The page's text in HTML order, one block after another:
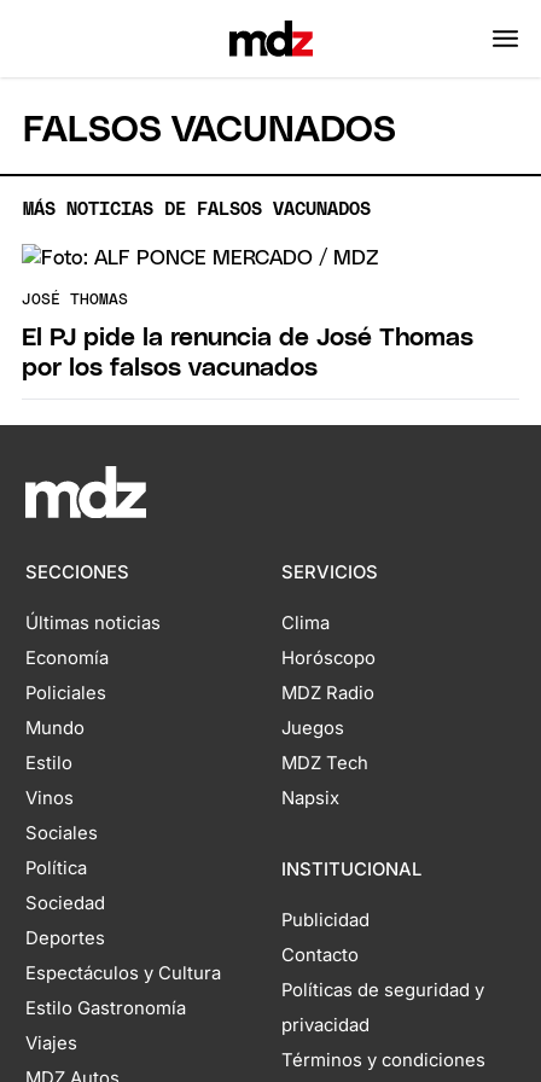
FALSOS VACUNADOS
MÁS NOTICIAS DE FALSOS VACUNADOS
JOSÉ THOMAS
El PJ pide la renuncia de José Thomas
por los falsos vacunados
SECCIONES
Últimas noticias
Economía
Policiales
Mundo
Estilo
Vinos
Sociales
Política
Sociedad
Deportes
Espectáculos y Cultura
Estilo Gastronomía
Viajes
SERVICIOS
Clima
Horóscopo
MDZ Radio
Juegos
MDZ Tech
Napsix
INSTITUCIONAL
Publicidad
Contacto
Políticas de seguridad y
privacidad
Términos y condiciones